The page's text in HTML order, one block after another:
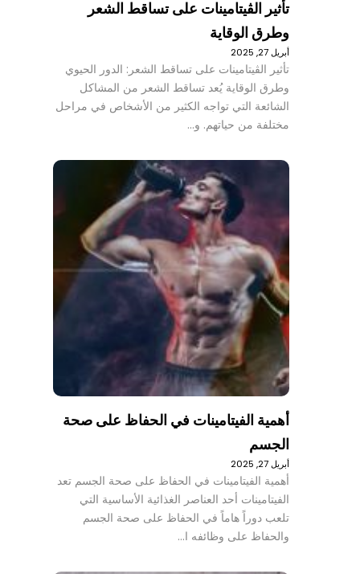
تأثير الڤيتامينات على تساقط الشعر
وطرق الوقاية
أبريل 27, 2025
تأثير الڤيتامينات على تساقط الشعر: الدور الحيوي
وطرق الوقاية يُعد تساقط الشعر من المشاكل
الشائعة التي تواجه الكثير من الأشخاص في مراحل
مختلفة من حياتهم. و…
أهمية الفيتامينات في الحفاظ على صحة
الجسم
أبريل 27, 2025
أهمية الفيتامينات في الحفاظ على صحة الجسم تعد
الفيتامينات أحد العناصر الغذائية الأساسية التي
تلعب دوراً هاماً في الحفاظ على صحة الجسم
والحفاظ على وظائفه ا…